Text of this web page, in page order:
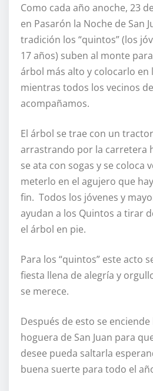
Como cada año anoche, 23
en Pasarón la Noche de San
tradición los “quintos” (los
17 años) suben al monte
árbol más alto y colocarlo en
mientras todos los vecinos
acompañamos.
El árbol se trae con un
arrastrando por la carretera
se ata con sogas y se coloca
meterlo en el agujero que
fin. Todos los jóvenes y
ayudan a los Quintos a tirar
el árbol en pie.
Para los “quintos” este acto
fiesta llena de alegría y
se merece.
Después de esto se
hoguera de San Juan para
desee pueda saltarla
buena suerte para todo el